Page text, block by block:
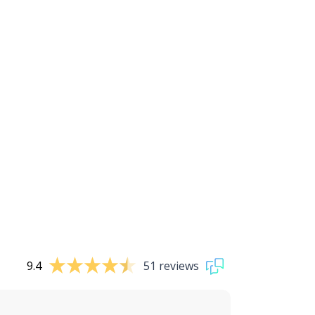
9.4 51 reviews